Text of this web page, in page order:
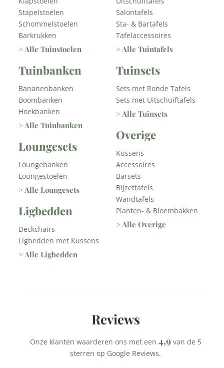
Stapelstoelen
Schommelstoelen
Barkrukken
> Alle Tuinstoelen
Tuinbanken
Bananenbanken
Boombanken
Hoekbanken
> Alle Tuinbanken
Loungesets
Loungebanken
Loungestoelen
> Alle Loungesets
Ligbedden
Deckchairs
Ligbedden met Kussens
> Alle Ligbedden
Salontafels
Sta- & Bartafels
Tafelaccessoires
> Alle Tuintafels
Tuinsets
Sets met Ronde Tafels
Sets met Uitschuiftafels
> Alle Tuinsets
Overige
Kussens
Accessoires
Barsets
Bijzettafels
Wandtafels
Planten- & Bloembakken
> Alle Overige
Reviews
Onze klanten waarderen ons met een 4,9van de 5
sterren op Google Reviews.